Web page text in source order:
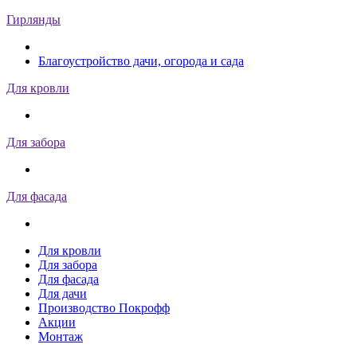
Гирлянды
Благоустройство дачи, огорода и сада
Для кровли
Для забора
Для фасада
Для кровли
Для забора
Для фасада
Для дачи
Производство Покрофф
Акции
Монтаж